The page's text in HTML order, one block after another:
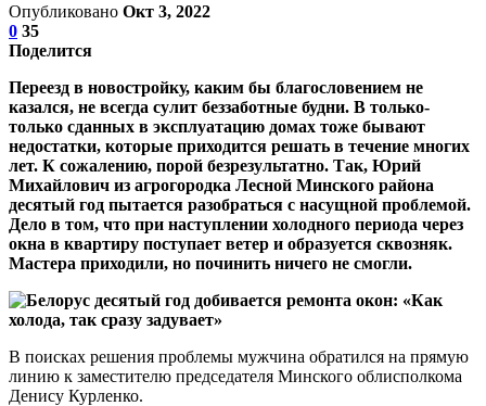
Опубликовано Окт 3, 2022
0 35
Поделится
Переезд в новостройку, каким бы благословением не
казался, не всегда сулит беззаботные будни. В только-
только сданных в эксплуатацию домах тоже бывают
недостатки, которые приходится решать в течение многих
лет. К сожалению, порой безрезультатно. Так, Юрий
Михайлович из агрогородка Лесной Минского района
десятый год пытается разобраться с насущной проблемой.
Дело в том, что при наступлении холодного периода через
окна в квартиру поступает ветер и образуется сквозняк.
Мастера приходили, но починить ничего не смогли.
В поисках решения проблемы мужчина обратился на прямую
линию к заместителю председателя Минского облисполкома
Денису Курленко.